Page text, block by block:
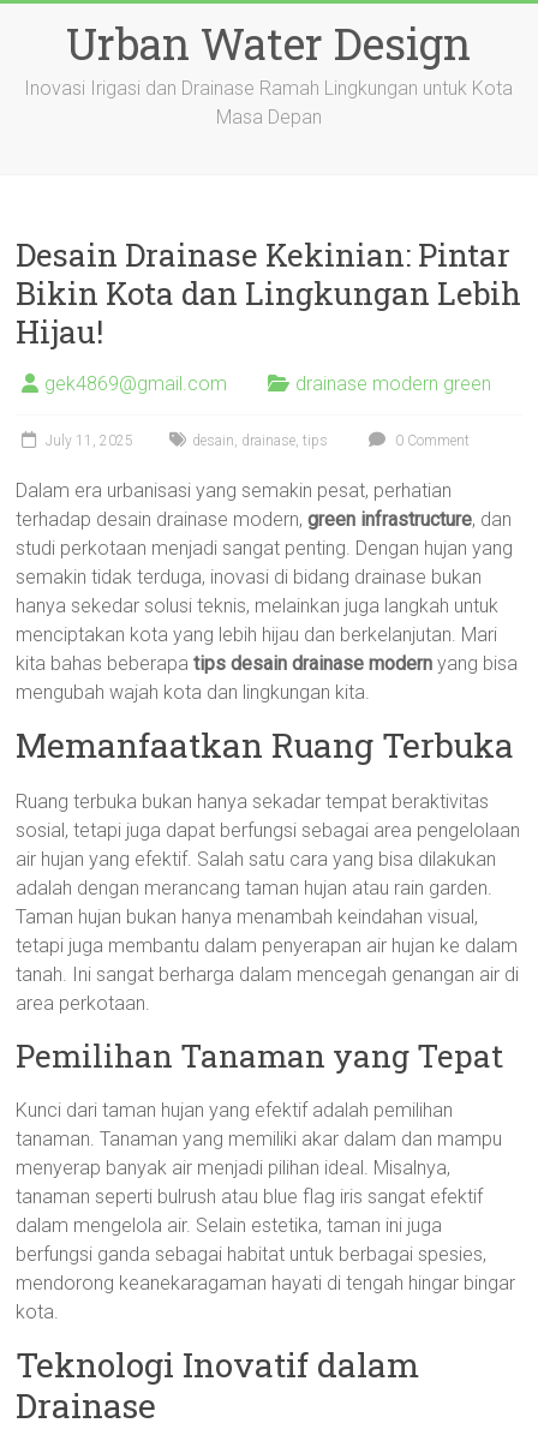
Urban Water Design
Inovasi Irigasi dan Drainase Ramah Lingkungan untuk Kota
Masa Depan
Desain Drainase Kekinian: Pintar
Bikin Kota dan Lingkungan Lebih
Hijau!
gek4869@gmail.com drainase modern green
July 11, 2025 desain, drainase,tips 0 Comment
Dalam era urbanisasi yang semakin pesat, perhatian
terhadap desain drainase modern,green infrastructure, dan
studi perkotaan menjadi sangat penting. Dengan hujan yang
semakin tidak terduga, inovasi di bidang drainase bukan
hanya sekedar solusi teknis, melainkan juga langkah untuk
menciptakan kota yang lebih hijau dan berkelanjutan. Mari
kita bahas beberapatips desain drainase modern yang bisa
mengubah wajah kota dan lingkungan kita.
Memanfaatkan Ruang Terbuka
Ruang terbuka bukan hanya sekadar tempat beraktivitas
sosial, tetapi juga dapat berfungsi sebagai area pengelolaan
air hujan yang efektif. Salah satu cara yang bisa dilakukan
adalah dengan merancang taman hujan atau rain garden.
Taman hujan bukan hanya menambah keindahan visual,
tetapi juga membantu dalam penyerapan air hujan ke dalam
tanah. Ini sangat berharga dalam mencegah genangan air di
area perkotaan.
Pemilihan Tanaman yang Tepat
Kunci dari taman hujan yang efektif adalah pemilihan
tanaman. Tanaman yang memiliki akar dalam dan mampu
menyerap banyak air menjadi pilihan ideal. Misalnya,
tanaman seperti bulrush atau blue flag iris sangat efektif
dalam mengelola air. Selain estetika, taman ini juga
berfungsi ganda sebagai habitat untuk berbagai spesies,
mendorong keanekaragaman hayati di tengah hingar bingar
kota.
Teknologi Inovatif dalam
Drainase